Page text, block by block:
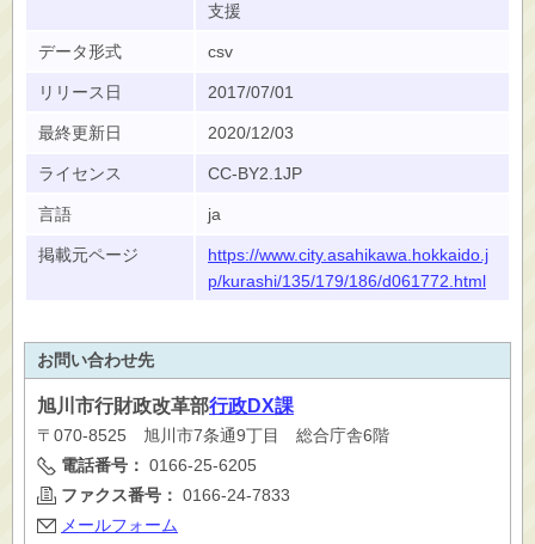
支援
データ形式 csv
リリース日 2017/07/01
最終更新日 2020/12/03
ライセンス CC-BY2.1JP
言語 ja
掲載元ページ
https://www.city.asahikawa.hokkaido.j
p/kurashi/135/179/186/d061772.html
お問い合わせ先
旭川市行財政改革部行政DX課
〒070-8525 旭川市7条通9丁目 総合庁舎6階
電話番号： 0166-25-6205
ファクス番号： 0166-24-7833
メールフォーム